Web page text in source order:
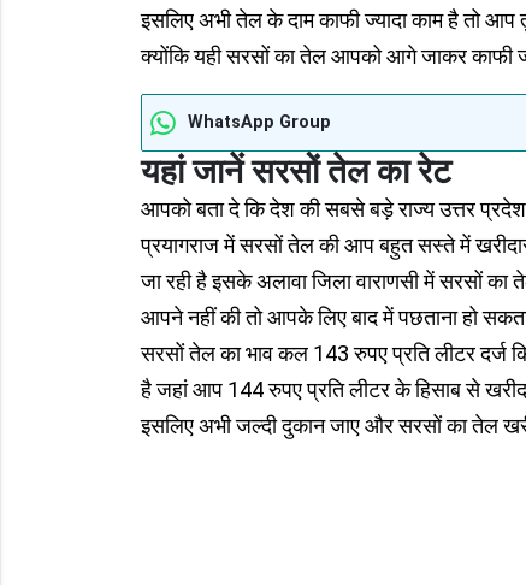
इसलिए अभी तेल के दाम काफी ज्यादा काम है तो
क्योंकि यही सरसों का तेल आपको आगे जाकर काफी
WhatsApp Group
यहां जानें सरसों तेल का रेट
आपको बता दे कि देश की सबसे बड़े राज्य उत्तर
प्रयागराज में सरसों तेल की आप बहुत सस्ते में
जा रही है इसके अलावा जिला वाराणसी में सरसों
आपने नहीं की तो आपके लिए बाद में पछताना हो
सरसों तेल का भाव कल 143 रुपए प्रति लीटर दर्ज
है जहां आप 144 रुपए प्रति लीटर के हिसाब से
इसलिए अभी जल्दी दुकान जाए और सरसों का तेल